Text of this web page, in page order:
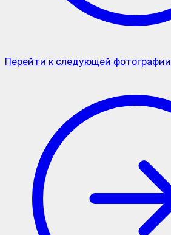
Перейти к следующей фотографии